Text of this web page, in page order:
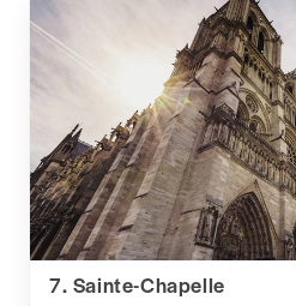
7. Sainte-Chapelle